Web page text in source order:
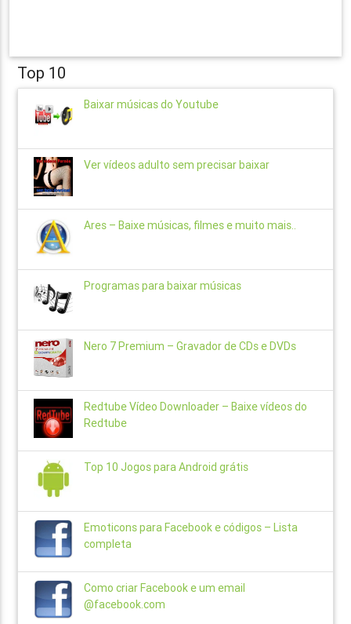
Top 10
Baixar músicas do Youtube
Ver vídeos adulto sem precisar baixar
Ares – Baixe músicas, filmes e muito mais..
Programas para baixar músicas
Nero 7 Premium – Gravador de CDs e DVDs
Redtube Vídeo Downloader – Baixe vídeos do
Redtube
Top 10 Jogos para Android grátis
Emoticons para Facebook e códigos – Lista
completa
Como criar Facebook e um email
@facebook.com